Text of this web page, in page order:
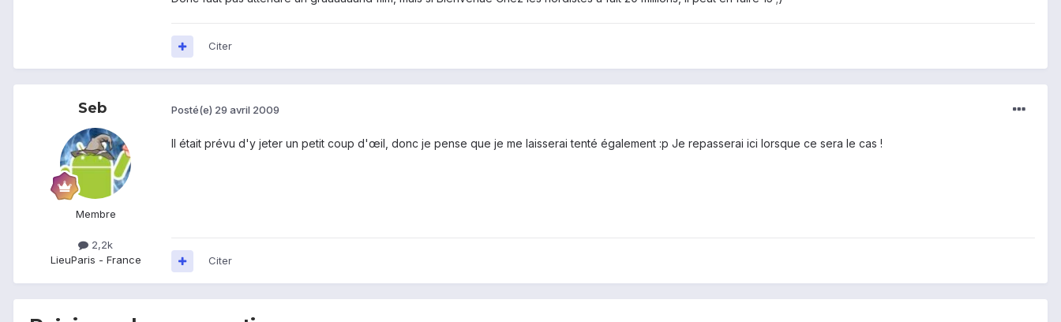
Citer
Seb
Membre
2,2k
LieuParis - France
Posté(e) 29 avril 2009
Il était prévu d'y jeter un petit coup d'œil, donc je pense que je me laisserai tenté également :p Je repasserai ici lorsque ce sera le cas !
Citer